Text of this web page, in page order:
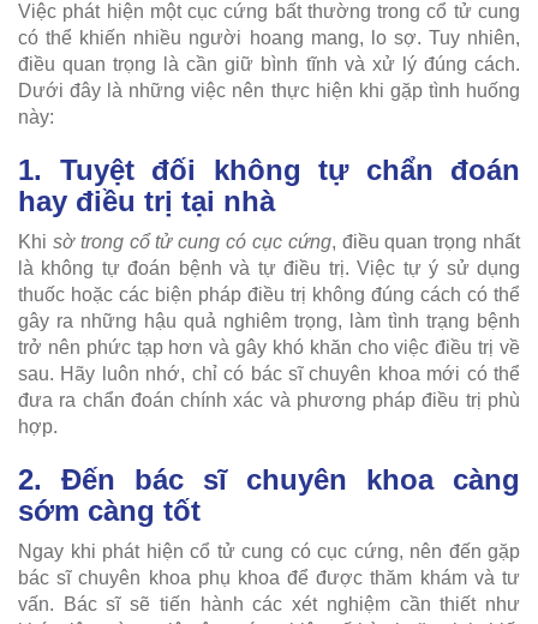
Việc phát hiện một cục cứng bất thường trong cổ tử cung
có thể khiến nhiều người hoang mang, lo sợ. Tuy nhiên,
điều quan trọng là cần giữ bình tĩnh và xử lý đúng cách.
Dưới đây là những việc nên thực hiện khi gặp tình huống
này:
1. Tuyệt đối không tự chẩn đoán
hay điều trị tại nhà
Khi sờ trong cổ tử cung có cục cứng, điều quan trọng nhất
là không tự đoán bệnh và tự điều trị. Việc tự ý sử dụng
thuốc hoặc các biện pháp điều trị không đúng cách có thể
gây ra những hậu quả nghiêm trọng, làm tình trạng bệnh
trở nên phức tạp hơn và gây khó khăn cho việc điều trị về
sau. Hãy luôn nhớ, chỉ có bác sĩ chuyên khoa mới có thể
đưa ra chẩn đoán chính xác và phương pháp điều trị phù
hợp.
2. Đến bác sĩ chuyên khoa càng
sớm càng tốt
Ngay khi phát hiện cổ tử cung có cục cứng, nên đến gặp
bác sĩ chuyên khoa phụ khoa để được thăm khám và tư
vấn. Bác sĩ sẽ tiến hành các xét nghiệm cần thiết như